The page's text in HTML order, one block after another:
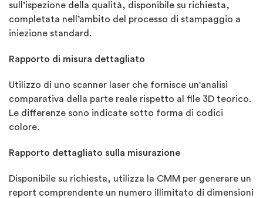
sull’ispezione della qualità, disponibile su richiesta,
completata nell’ambito del processo di stampaggio a
iniezione standard.
Rapporto di misura dettagliato
Utilizzo di uno scanner laser che fornisce un'analisi
comparativa della parte reale rispetto al file 3D teorico.
Le differenze sono indicate sotto forma di codici
colore.
Rapporto dettagliato sulla misurazione
Disponibile su richiesta, utilizza la CMM per generare un
report comprendente un numero illimitato di dimensioni